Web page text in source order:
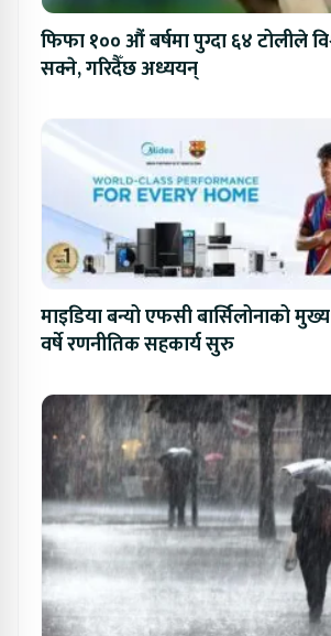
फिफा १०० औं बर्षमा पुग्दा ६४ टोलीले
सक्ने, गरिदैँछ अध्ययन्
माइडिया बन्यो एफसी बार्सिलोनाको
वर्षे रणनीतिक सहकार्य सुरु